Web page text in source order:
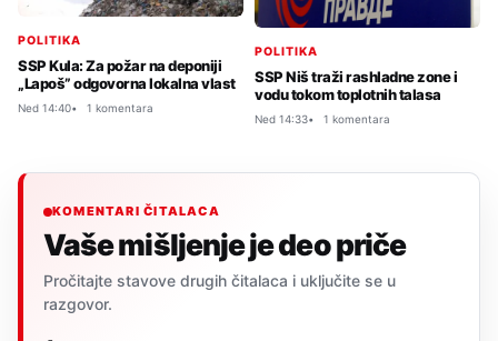
POLITIKA
SSP Kula: Za požar na deponiji
„Lapoš” odgovorna lokalna vlast
Ned 14:40 1 komentara
POLITIKA
SSP Niš traži rashladne zone i
vodu tokom toplotnih talasa
Ned 14:33 1 komentara
KOMENTARI ČITALACA
Vaše mišljenje je deo priče
Pročitajte stavove drugih čitalaca i uključite se u
razgovor.